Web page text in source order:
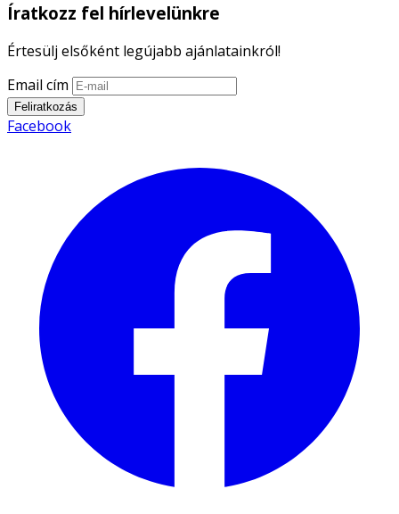
Íratkozz fel hírlevelünkre
Értesülj elsőként legújabb ajánlatainkról!
Email cím
Feliratkozás
Facebook